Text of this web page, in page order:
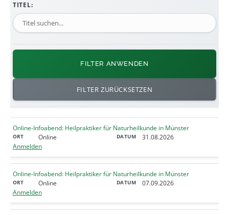
TITEL:
FILTER ANWENDEN
FILTER ZURÜCKSETZEN
Online-Infoabend: Heilpraktiker für Naturheilkunde in Münster
Online
31.08.2026
Anmelden
Online-Infoabend: Heilpraktiker für Naturheilkunde in Münster
Online
07.09.2026
Anmelden